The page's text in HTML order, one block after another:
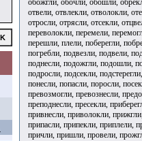
отвели, отвлекли, отволокли,
отросли, отрясли, отсекли,
переволокли, перемели,
перешли, плели, поберегли,
погребли, подвезли, подвели,
поднесли, подожгли, подошли,
подросли, подсекли,
понесли, попасли, поросли,
превозмогли, превознесли,
преподнесли, пресекли,
привнесли, приволокли,
припасли, припекли, приплели,
причли, пришли, провели,